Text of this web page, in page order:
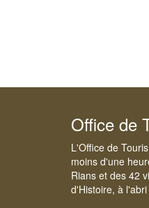
Office de
L'Office de
moins d'une
Rians et des 42
d'Histoire, à